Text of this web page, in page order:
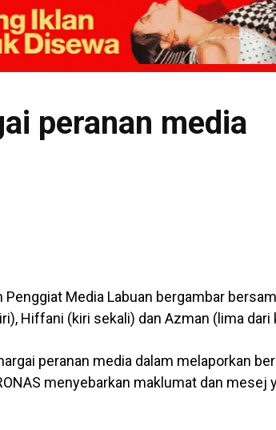
peranan media
Media Labuan bergambar
Hiffani (kiri sekali) dan Azman (lima dari
peranan media dalam melaporkan
menyebarkan maklumat dan mesej